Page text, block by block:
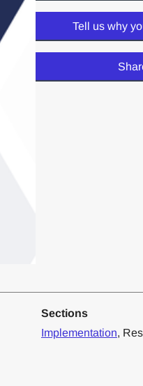
Tell us why
Sections
Implementation,